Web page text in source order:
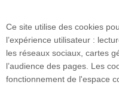
Plan du site
Ce site utilise des cookies
l’expérience utilisateur :
les réseaux sociaux, cartes
l’audience des pages. Les
fonctionnement de l'espace